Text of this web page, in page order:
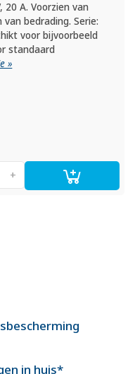
A. Voorzien van
bedrading. Serie:
voor bijvoorbeeld
standaard
»
+
in huis*